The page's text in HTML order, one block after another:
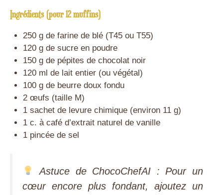
Ingrédients (pour 12 muffins)
250 g de farine de blé (T45 ou T55)
120 g de sucre en poudre
150 g de pépites de chocolat noir
120 ml de lait entier (ou végétal)
100 g de beurre doux fondu
2 œufs (taille M)
1 sachet de levure chimique (environ 11 g)
1 c. à café d’extrait naturel de vanille
1 pincée de sel
Astuce de ChocoChefAI : Pour un
cœur encore plus fondant, ajoutez un